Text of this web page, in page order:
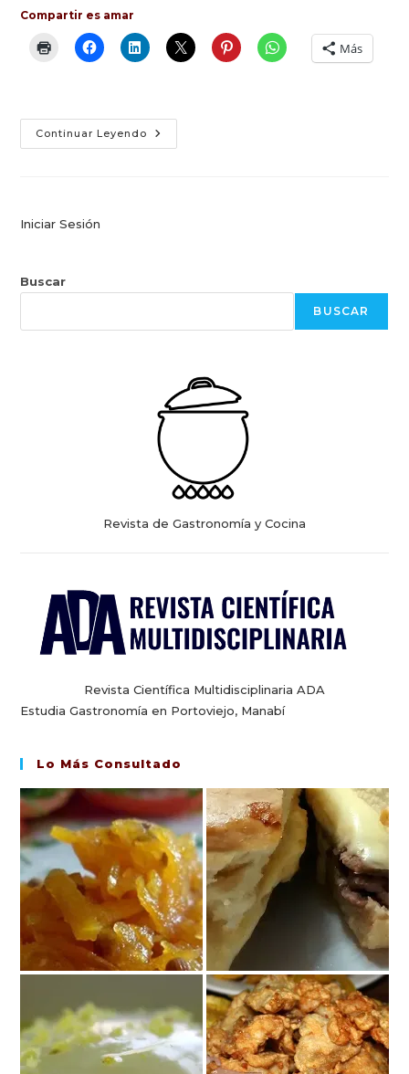
Compartir es amar
Más
Continuar Leyendo Ciencia
&
Iniciar Sesión
Buscar
BUSCAR
Revista de Gastronomía y Cocina
Revista Científica Multidisciplinaria ADA
Estudia Gastronomía en Portoviejo, Manabí
Lo Más Consultado